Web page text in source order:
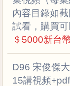
內容目錄如
試看，購買可
＄5000新台
D96 宋俊傑
15講視頻